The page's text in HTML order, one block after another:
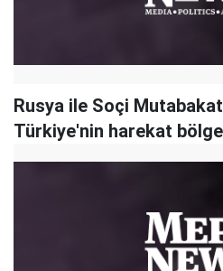
Rusya ile Soçi
Türkiye'nin harekat